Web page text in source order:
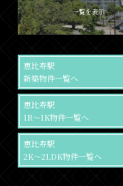
一覧を表示
恵比寿駅
新築物件一覧へ
恵比寿駅
1R～1K物件一覧へ
恵比寿駅
2K～2LDK物件一覧へ